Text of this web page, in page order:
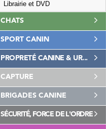
Librairie et DVD
CHATS
SPORT CANIN
PROPRETÉ CANINE & UR...
CAPTURE
BRIGADES CANINE
SÉCURITÉ, FORCE DE L'ORDRE